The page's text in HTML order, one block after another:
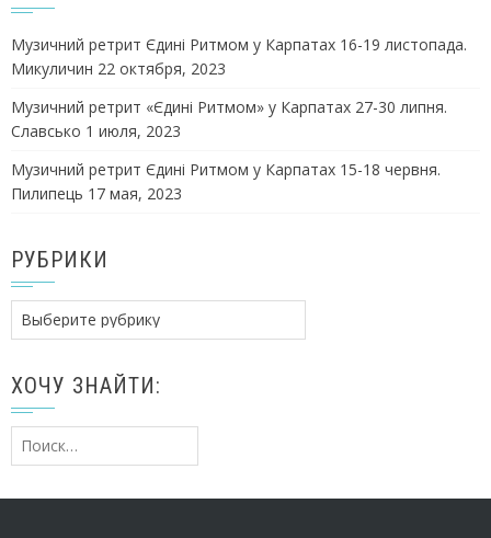
Музичний ретрит Єдині Ритмом у Карпатах 16-19 листопада.
Микуличин 22 октября, 2023
Музичний ретрит «Єдині Ритмом» у Карпатах 27-30 липня.
Славсько 1 июля, 2023
Музичний ретрит Єдині Ритмом у Карпатах 15-18 червня.
Пилипець 17 мая, 2023
РУБРИКИ
Рубрики
ХОЧУ ЗНАЙТИ:
Найти: